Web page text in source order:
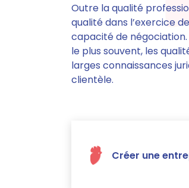
Outre la qualité
qualité dans l’exercice
capacité de
le plus souvent, les
larges connaissances
clientèle.
Créer une